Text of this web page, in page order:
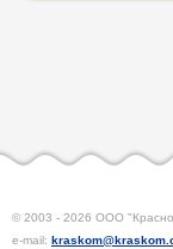
© 2003 - 2026 ООО
e-mail: